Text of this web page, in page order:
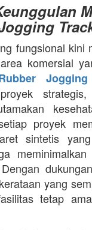
fungsional kini
komersial
proyek
sintetis
yang
tetap